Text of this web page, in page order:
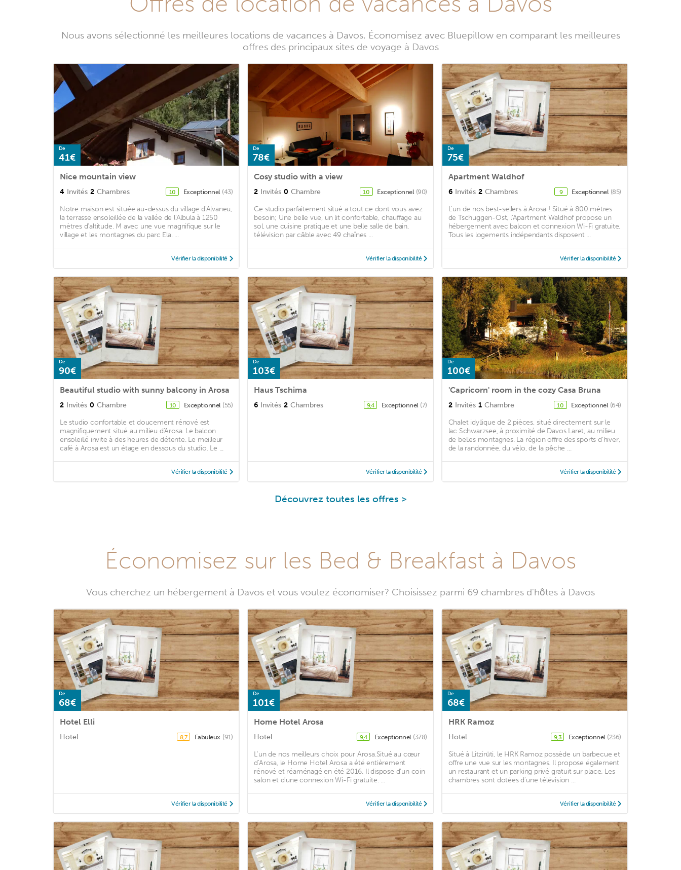
Nous avons sélectionné les meilleures locations de vacances à Davos. Économisez avec Bluepillow en comparant les meilleures
offres des principaux sites de voyage à Davos
De
41€
Nice mountain view
4 Invités 2 Chambres 10 Exceptionnel (43)
Notre maison est située au-dessus du village d'Alvaneu,
la terrasse ensoleillée de la vallée de l'Albula à 1250
mètres d'altitude. M avec une vue magnifique sur le
village et les montagnes du parc Ela. ...
Vérifier la disponibilité
De
78€
Cosy studio with a view
2 Invités 0 Chambre 10 Exceptionnel (90)
Ce studio parfaitement situé a tout ce dont vous avez
besoin; Une belle vue, un lit confortable, chauffage au
sol, une cuisine pratique et une belle salle de bain,
télévision par câble avec 49 chaînes ...
Vérifier la disponibilité
De
75€
Apartment Waldhof
6 Invités 2 Chambres 9 Exceptionnel (85)
L'un de nos best-sellers à Arosa ! Situé à 800 mètres
de Tschuggen-Ost, l'Apartment Waldhof propose un
hébergement avec balcon et connexion Wi-Fi gratuite.
Tous les logements indépendants disposent ...
Vérifier la disponibilité
De
90€
Beautiful studio with sunny balcony in Arosa
2 Invités 0 Chambre 10 Exceptionnel (55)
Le studio confortable et doucement rénové est
magnifiquement situé au milieu d'Arosa. Le balcon
ensoleillé invite à des heures de détente. Le meilleur
café à Arosa est un étage en dessous du studio. Le ...
Vérifier la disponibilité
De
103€
Haus Tschima
6 Invités 2 Chambres 9,4 Exceptionnel (7)
Vérifier la disponibilité
De
100€
'Capricorn' room in the cozy Casa Bruna
2 Invités 1 Chambre 10 Exceptionnel (64)
Chalet idyllique de 2 pièces, situé directement sur le
lac Schwarzsee, à proximité de Davos Laret, au milieu
de belles montagnes. La région offre des sports d'hiver,
de la randonnée, du vélo, de la pêche ...
Vérifier la disponibilité
Découvrez toutes les offres >
Économisez sur les Bed & Breakfast à Davos
Vous cherchez un hébergement à Davos et vous voulez économiser? Choisissez parmi 69 chambres d'hôtes à Davos
De
68€
Hotel Elli
Hotel 8,7 Fabuleux (91)
Vérifier la disponibilité
De
101€
Home Hotel Arosa
Hotel 9,4 Exceptionnel (378)
L'un de nos meilleurs choix pour Arosa.Situé au cœur
d'Arosa, le Home Hotel Arosa a été entièrement
rénové et réaménagé en été 2016. Il dispose d'un coin
salon et d'une connexion Wi-Fi gratuite. ...
Vérifier la disponibilité
De
68€
HRK Ramoz
Hotel 9,3 Exceptionnel (236)
Situé à Litzirüti, le HRK Ramoz possède un barbecue et
offre une vue sur les montagnes. Il propose également
un restaurant et un parking privé gratuit sur place. Les
chambres sont dotées d'une télévision ...
Vérifier la disponibilité